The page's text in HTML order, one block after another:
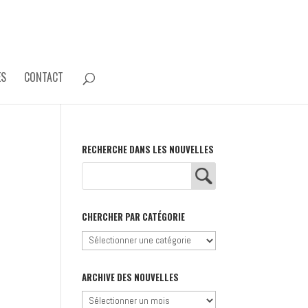
CONTACT
RECHERCHE DANS LES NOUVELLES
CHERCHER PAR CATÉGORIE
Chercher
catégorie
ARCHIVE DES NOUVELLES
Archive